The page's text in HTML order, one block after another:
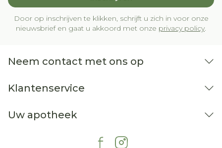
Door op inschrijven te klikken, schrijft u zich in voor onze
nieuwsbrief en gaat u akkoord met onze privacy policy.
Neem contact met ons op
Klantenservice
Uw apotheek